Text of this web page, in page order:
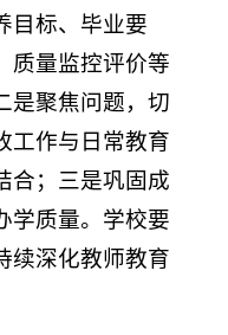
目标、毕业要
质量监控评价等
是聚焦问题，切
工作与日常教育
合；三是巩固成
学质量。学校要
续深化教师教育